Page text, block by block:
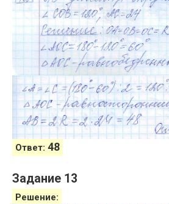
Ответ: 48
Задание 13
Решение: